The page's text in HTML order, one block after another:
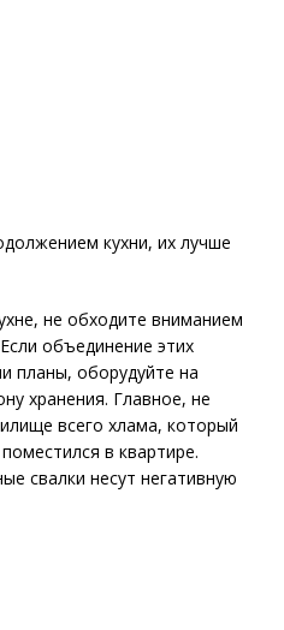
кухни, их лучше
не обходите вниманием
объединение этих
планы, оборудуйте на
хранения. Главное, не
всего хлама, который
в квартире.
свалки несут негативную